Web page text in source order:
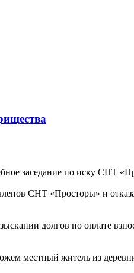
заседание по иску СНТ
СНТ «Просторы» и
долгов по оплате
местный житель из